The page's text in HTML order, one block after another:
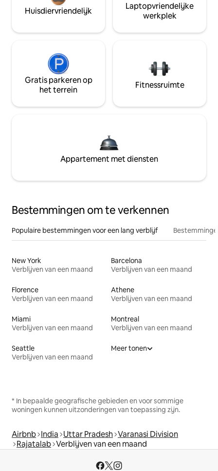
Huisdiervriendelijk
Laptopvriendelijke
werkplek
Gratis parkeren op
het terrein
Fitnessruimte
Appartement met diensten
Bestemmingen om te verkennen
Populaire bestemmingen voor een lang verblijf
New York
Verblijven van een maand
Barcelona
Verblijven van een maand
Florence
Verblijven van een maand
Athene
Verblijven van een maand
Miami
Verblijven van een maand
Montreal
Verblijven van een maand
Seattle
Verblijven van een maand
Meer tonen
* In bepaalde geografische gebieden en voor sommige
woningen kunnen uitzonderingen van toepassing zijn.
Airbnb India Uttar Pradesh Varanasi Division
Rajatalab Verblijven van een maand